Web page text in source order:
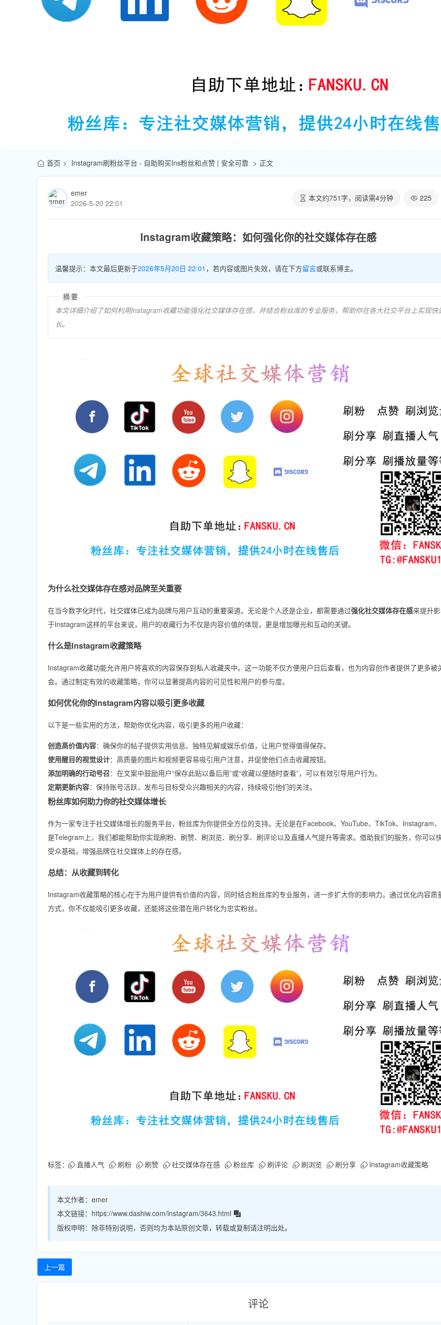
首页 Instagram刷粉丝平台 - 自助购买Ins粉丝和点赞 | 安全可靠 正文
emer
2026-5-20 22:01
本文约751 字，阅读需4分钟 225
Instagram收藏策略：如何强化你的社交媒体存在感
温馨提示：本文最后更新于2026年5月20日 22:01 ，若内容或图片失效，请在下方留言或联系博主。
摘要
本文详细介绍了如何利用Instagram收藏功能强化社交媒体存在感，并结合粉丝库的专业服务，帮助你在各大社交平台上实现快
长。
为什么社交媒体存在感对品牌至关重要
在当今数字化时代，社交媒体已成为品牌与用户互动的重要渠道。无论是个人还是企业，都需要通过强化社交媒体存在感来提升
于Instagram这样的平台来说，用户的收藏行为不仅是内容价值的体现，更是增加曝光和互动的关键。
什么是Instagram收藏策略
Instagram收藏功能允许用户将喜欢的内容保存到私人收藏夹中。这一功能不仅方便用户日后查看，也为内容创作者提供了更多被
会。通过制定有效的收藏策略，你可以显著提高内容的可见性和用户的参与度。
如何优化你的Instagram内容以吸引更多收藏
以下是一些实用的方法，帮助你优化内容，吸引更多的用户收藏：
创造高价值内容：确保你的帖子提供实用信息、独特见解或娱乐价值，让用户觉得值得保存。
使用醒目的视觉设计：高质量的图片和视频更容易吸引用户注意，并促使他们点击收藏按钮。
添加明确的行动号召：在文案中鼓励用户“保存此贴以备后用”或“收藏以便随时查看”，可以有效引导用户行为。
定期更新内容：保持账号活跃，发布与目标受众兴趣相关的内容，持续吸引他们的关注。
粉丝库如何助力你的社交媒体增长
作为一家专注于社交媒体增长的服务平台，粉丝库为你提供全方位的支持。无论是在Facebook、YouTube、TikTok、Instagram
是Telegram上，我们都能帮助你实现刷粉、刷赞、刷浏览、刷分享、刷评论以及直播人气提升等需求。借助我们的服务，你可以
受众基础，增强品牌在社交媒体上的存在感。
总结：从收藏到转化
Instagram收藏策略的核心在于为用户提供有价值的内容，同时结合粉丝库的专业服务，进一步扩大你的影响力。通过优化内容质
方式，你不仅能吸引更多收藏，还能将这些潜在用户转化为忠实粉丝。
标签： 直播人气 刷粉 刷赞 社交媒体存在感 粉丝库 刷评论 刷浏览 刷分享 Instagram收藏策略
本文作者： emer
本文链接： https://www.dashiw.com/instagram/3643.html
版权申明： 除非特别说明，否则均为本站原创文章，转载或复制请注明出处。
上一篇
评论